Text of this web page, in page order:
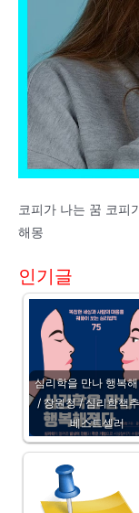
코피가 나는 꿈 코피
해몽
인기글
심리학을 만나 행복
/ 장원청 / 심리학책
베스트셀러